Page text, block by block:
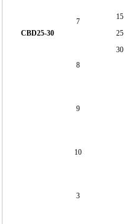
CBD25-30
15
25
30
7
8
9
10
3